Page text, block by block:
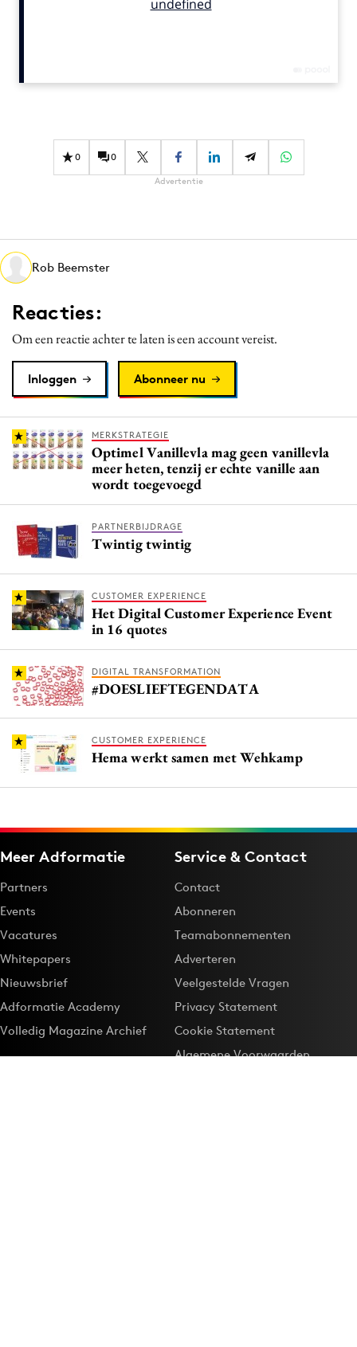
Effectiviteit
Martech
Merkstrategie
PR
Programmatic
Purpose Marketing
Reputatie & crisis
0 0
Advertentie
Rob Beemster
Reacties:
Om een reactie achter te laten is een account vereist.
Inloggen Abonneer nu
MERKSTRATEGIE
Optimel Vanillevla mag geen vanillevla
meer heten, tenzij er echte vanille aan
wordt toegevoegd
PARTNERBIJDRAGE
Twintig twintig
CUSTOMER EXPERIENCE
Het Digital Customer Experience Event
in 16 quotes
DIGITAL TRANSFORMATION
#DOESLIEFTEGENDATA
CUSTOMER EXPERIENCE
Hema werkt samen met Wehkamp
Meer Adformatie
Partners
Events
Vacatures
Whitepapers
Nieuwsbrief
Adformatie Academy
Volledig Magazine Archief
Service & Contact
Contact
Abonneren
Teamabonnementen
Adverteren
Veelgestelde Vragen
Privacy Statement
Cookie Statement
Algemene Voorwaarden